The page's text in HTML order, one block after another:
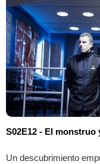
S02E12 - El monstruo
Un descubrimiento